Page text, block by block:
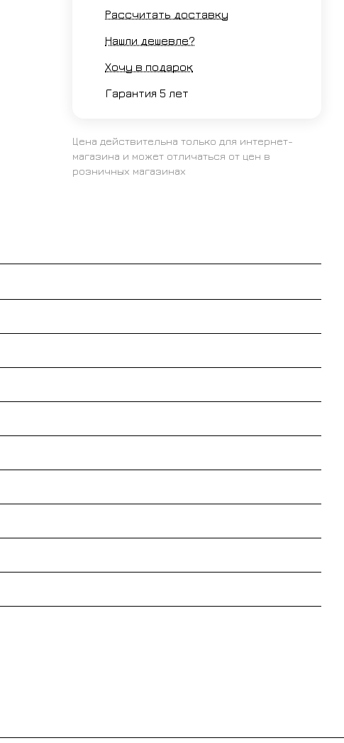
Рассчитать доставку
Нашли дешевле?
Хочу в подарок
Гарантия 5 лет
Цена действительна только для интернет-
магазина и может отличаться от цен в
розничных магазинах